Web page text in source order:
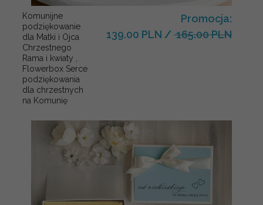
Komunijne
podziękowanie
dla Matki i Ojca
Chrzestnego
Rama i kwiaty ,
Flowerbox Serce
podziękowania
dla chrzestnych
na Komunię
Promocja:
139.00 PLN / 165.00 PLN